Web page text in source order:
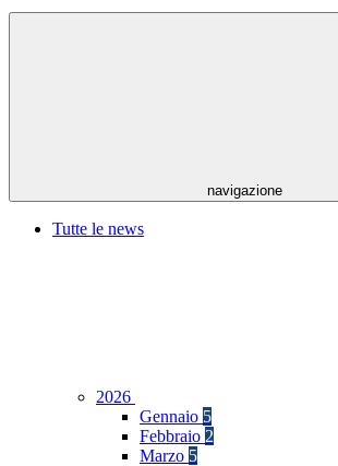
navigazione
Tutte le news
2026
Gennaio 5
Febbraio 2
Marzo 5